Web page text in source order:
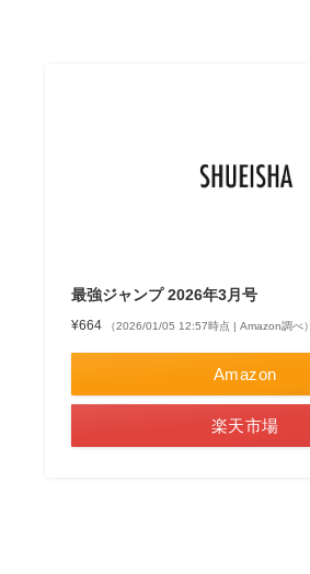
最強ジャンプ 2026年3月号
¥664 （2026/01/05 12:57時点 | Amazon調べ）
Amazon
楽天市場